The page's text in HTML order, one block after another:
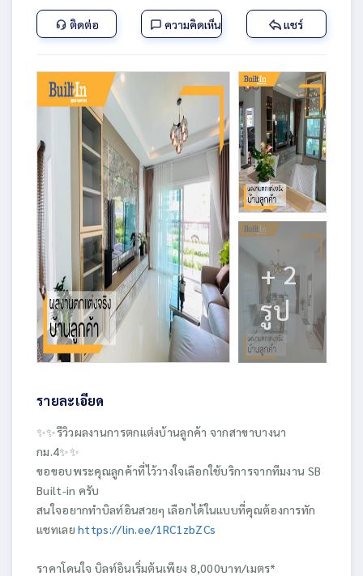
ติดต่อ ความคิดเห็น แชร์
+ 2
รูป
รายละเอียด
✨✨รีวิวผลงานการตกแต่งบ้านลูกค้า จากสาขาบางนา
กม.4✨✨
ขอขอบพระคุณลูกค้าที่ไว้วางใจเลือกใช้บริการจากทีมงาน SB
Built-in ครับ
สนใจอยากทำบิลท์อินสวยๆ เลือกได้ในแบบที่คุณต้องการทัก
แชทเลยhttps://lin.ee/1RC1zbZCs
ราคาโดนใจ บิลท์อินเริ่มต้นเพียง 8,000บาท/เมตร*